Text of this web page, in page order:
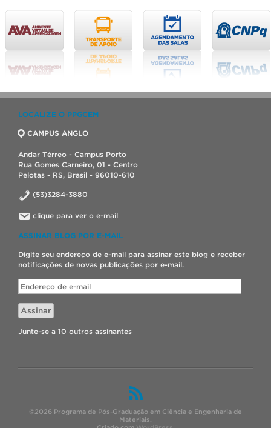
LOCALIZE O PPGCEM
CAMPUS ANGLO
Andar Térreo - Campus Porto
Rua Gomes Carneiro, 01 - Centro
Pelotas - RS, Brasil - 96010-610
(53)3284-3880
clique para ver o e-mail
ASSINAR BLOG POR E-MAIL
Digite seu endereço de e-mail para assinar este blog e receber
notificações de novas publicações por e-mail.
Endereço
de
e-
mail
Assinar
Junte-se a 10 outros assinantes
©2026 Programa de Pós-Graduação em Ciência e Engenharia de
Materiais.